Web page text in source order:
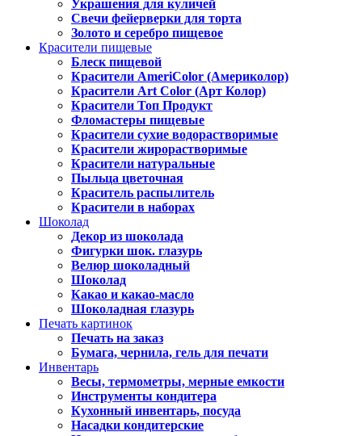
Украшения для куличей
Свечи фейерверки для торта
Золото и серебро пищевое
Красители пищевые
Блеск пищевой
Красители AmeriColor (Америколор)
Красители Art Color (Арт Колор)
Красители Топ Продукт
Фломастеры пищевые
Красители сухие водорастворимые
Красители жирорастворимые
Красители натуральные
Пыльца цветочная
Краситель распылитель
Красители в наборах
Шоколад
Декор из шоколада
Фигурки шок. глазурь
Велюр шоколадный
Шоколад
Какао и какао-масло
Шоколадная глазурь
Печать картинок
Печать на заказ
Бумага, чернила, гель для печати
Инвентарь
Весы, термометры, мерные емкости
Инструменты кондитера
Кухонный инвентарь, посуда
Насадки кондитерские